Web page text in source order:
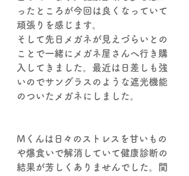
ったところが今回は良くなっていて
頑張りを感じます。
そして先日メガネが見えづらいとの
ことで一緒にメガネ屋さんへ行き購
入してきました。最近は日差しも強
いのでサングラスのような遮光機能
のついたメガネにしました。
Mくんは日々のストレスを甘いもの
や爆食いで解消していて健康診断の
結果が芳しくありませんでした。関